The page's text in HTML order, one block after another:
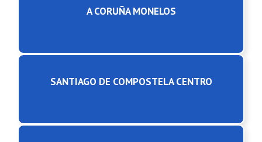
A CORUÑA MONELOS
SANTIAGO DE COMPOSTELA CENTRO